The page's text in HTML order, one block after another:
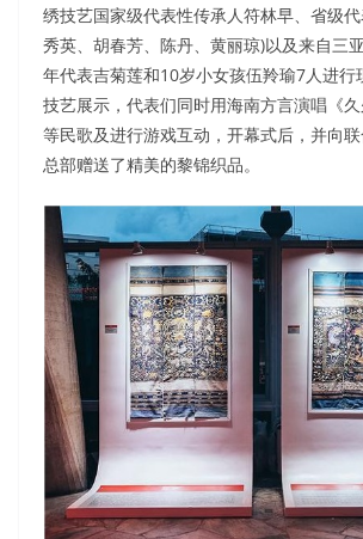
绣技艺国家级代表性传承人符林早、省级
秀英、胡春芳、陈丹、黄丽琼)以及来自三
年代表吉菊莲和10岁小女孩伍羚瑜7人进行
技艺展示，代表们同时用海南方言演唱《久
等民歌及进行游戏互动，开幕式后，并向
总部赠送了精美的黎锦织品。